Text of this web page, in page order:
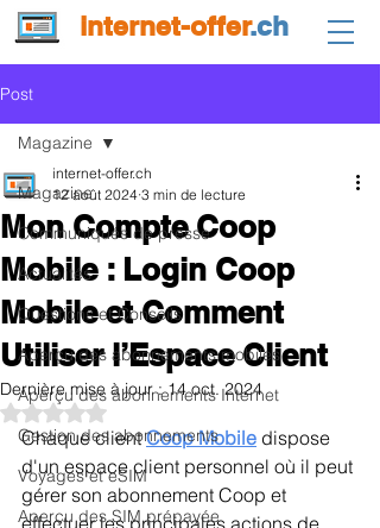
internet-offer.ch
Post
Magazine
Communiqués de presse
Actualités
Questions et Conseils
Aperçu des abonnements mobiles
Aperçu des abonnements Internet
Gestion des abonnements
Voyages et eSIM
Aperçu des SIM prépayée
Magazine
Mon Compte Coop
Mobile : Login Coop
Mobile et Comment
Utiliser l’Espace Client
internet-offer.ch
12 août 2024 3 min de lecture
Dernière mise à jour :14 oct. 2024
Noté NaN étoiles sur 5.
Chaque client Coop Mobile dispose
d'un espace client personnel où il peut
gérer son abonnement Coop et
effectuer les principales actions de